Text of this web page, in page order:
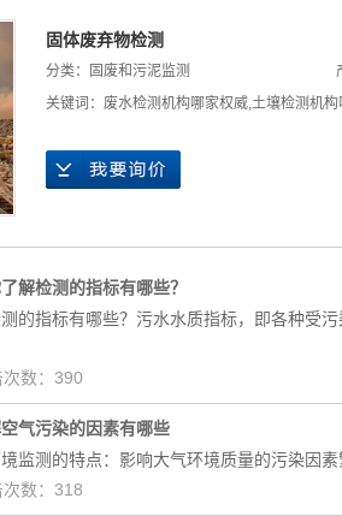
固体废弃物检测
分类： 固废和污泥监测
关键词： 废水检测机构哪家权威,土壤检测机构
解检测的指标有哪些？
的指标有哪些？污水水质指标，即各种受
数：390
气污染的因素有哪些
监测的特点：影响大气环境质量的污染因
数：318